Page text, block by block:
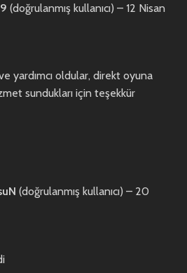
(doğrulanmış kullanıcı) – 12 Nisan
yardımcı oldular, direkt oyuna
sundukları için teşekkür
(doğrulanmış kullanıcı) – 20